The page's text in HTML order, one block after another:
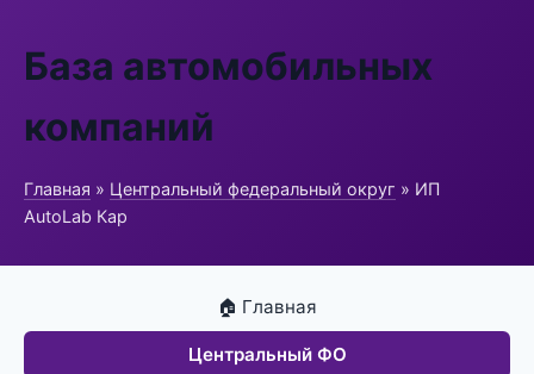
База автомобильных
компаний
Главная » Центральный федеральный округ » ИП
AutoLab Кар
🏠 Главная
Центральный ФО